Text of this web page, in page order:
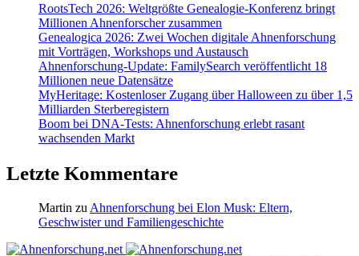
RootsTech 2026: Weltgrößte Genealogie-Konferenz bringt
Millionen Ahnenforscher zusammen
Genealogica 2026: Zwei Wochen digitale Ahnenforschung
mit Vorträgen, Workshops und Austausch
Ahnenforschung-Update: FamilySearch veröffentlicht 18
Millionen neue Datensätze
MyHeritage: Kostenloser Zugang über Halloween zu über 1,5
Milliarden Sterberegistern
Boom bei DNA-Tests: Ahnenforschung erlebt rasant
wachsenden Markt
Letzte Kommentare
Martin zuAhnenforschung bei Elon Musk: Eltern,
Geschwister und Familiengeschichte